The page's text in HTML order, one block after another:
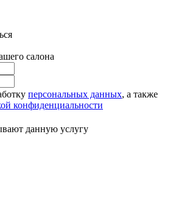
салона
персональных данных, а также
конфиденциальности
данную услугу